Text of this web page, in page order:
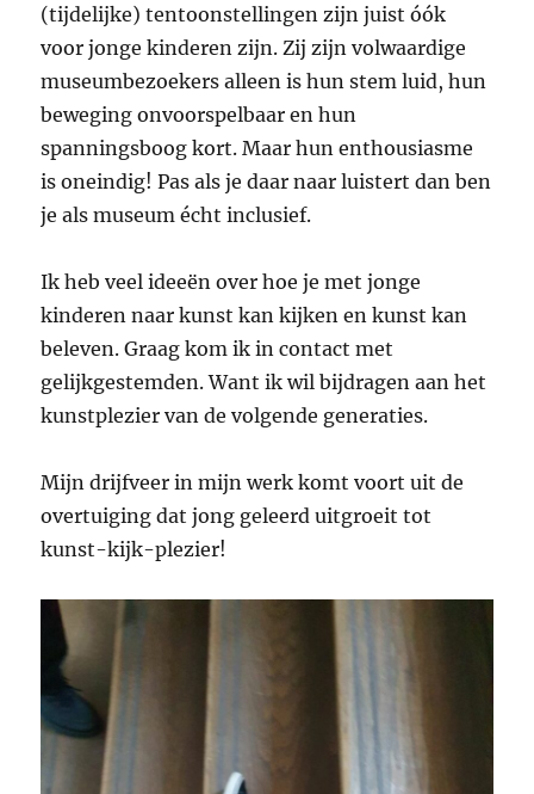
(tijdelijke) tentoonstellingen zijn juist óók
voor jonge kinderen zijn. Zij zijn volwaardige
museumbezoekers alleen is hun stem luid, hun
beweging onvoorspelbaar en hun
spanningsboog kort. Maar hun enthousiasme
is oneindig! Pas als je daar naar luistert dan ben
je als museum écht inclusief.
Ik heb veel ideeën over hoe je met jonge
kinderen naar kunst kan kijken en kunst kan
beleven. Graag kom ik in contact met
gelijkgestemden. Want ik wil bijdragen aan het
kunstplezier van de volgende generaties.
Mijn drijfveer in mijn werk komt voort uit de
overtuiging dat jong geleerd uitgroeit tot
kunst-kijk-plezier!